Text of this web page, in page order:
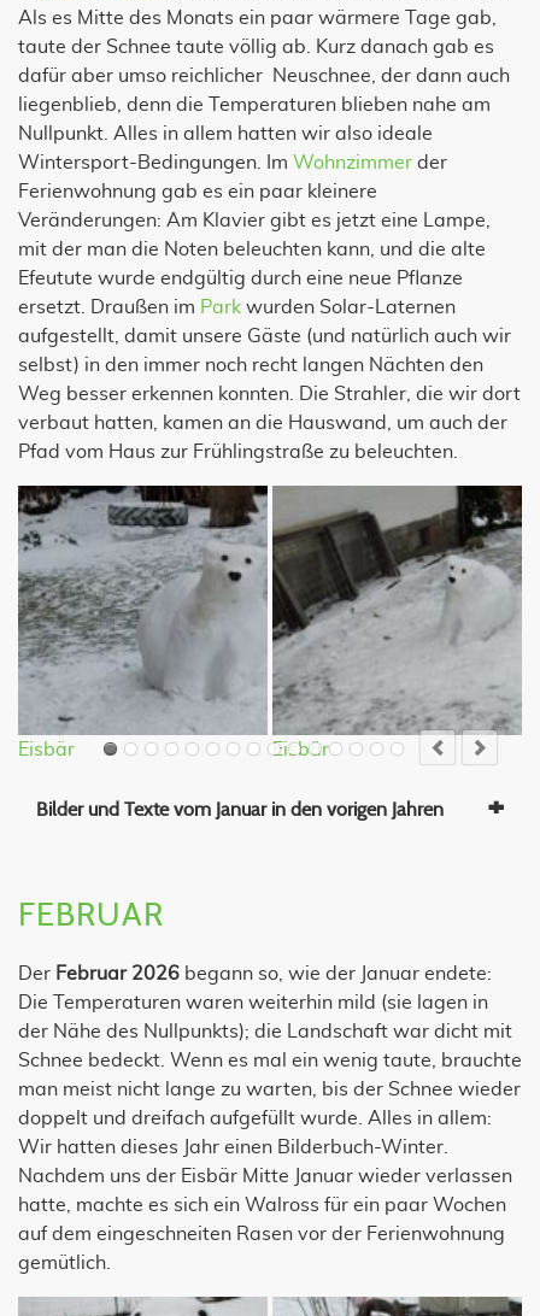
Als es Mitte des Monats ein paar wärmere Tage gab,
taute der Schnee taute völlig ab. Kurz danach gab es
dafür aber umso reichlicher Neuschnee, der dann auch
liegenblieb, denn die Temperaturen blieben nahe am
Nullpunkt. Alles in allem hatten wir also ideale
Wintersport-Bedingungen. Im Wohnzimmer der
Ferienwohnung gab es ein paar kleinere
Veränderungen: Am Klavier gibt es jetzt eine Lampe,
mit der man die Noten beleuchten kann, und die alte
Efeutute wurde endgültig durch eine neue Pflanze
ersetzt. Draußen im Park wurden Solar-Laternen
aufgestellt, damit unsere Gäste (und natürlich auch wir
selbst) in den immer noch recht langen Nächten den
Weg besser erkennen konnten. Die Strahler, die wir dort
verbaut hatten, kamen an die Hauswand, um auch der
Pfad vom Haus zur Frühlingstraße zu beleuchten.
Eisbär Eisbär
Bilder und Texte vom Januar in den vorigen Jahren
FEBRUAR
Der Februar 2026 begann so, wie der Januar endete:
Die Temperaturen waren weiterhin mild (sie lagen in
der Nähe des Nullpunkts); die Landschaft war dicht mit
Schnee bedeckt. Wenn es mal ein wenig taute, brauchte
man meist nicht lange zu warten, bis der Schnee wieder
doppelt und dreifach aufgefüllt wurde. Alles in allem:
Wir hatten dieses Jahr einen Bilderbuch-Winter.
Nachdem uns der Eisbär Mitte Januar wieder verlassen
hatte, machte es sich ein Walross für ein paar Wochen
auf dem eingeschneiten Rasen vor der Ferienwohnung
gemütlich.